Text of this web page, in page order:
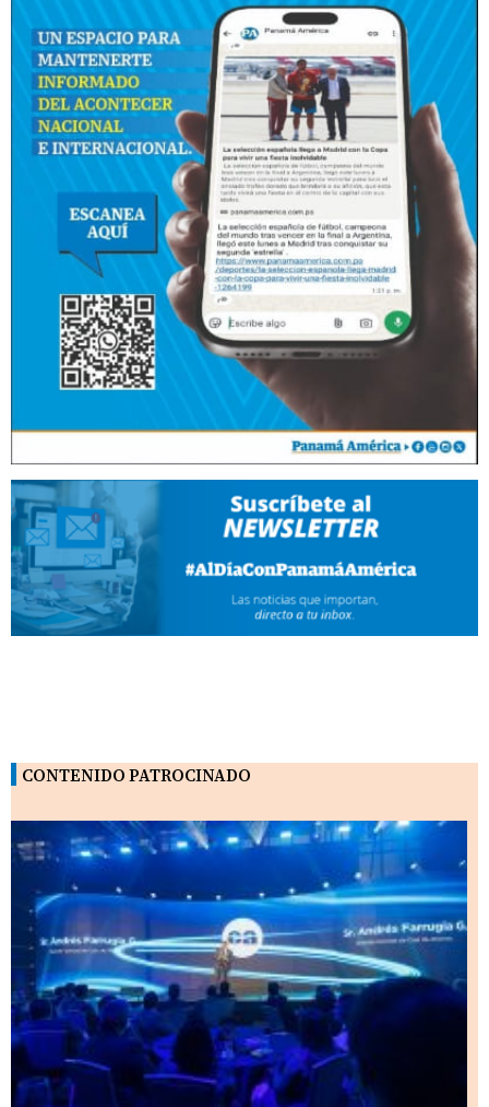
CONTENIDO PATROCINADO